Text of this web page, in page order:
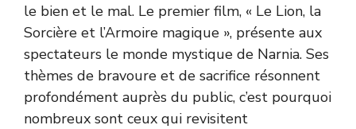
le bien et le mal. Le premier film, « Le Lion, la
Sorcière et l’Armoire magique », présente aux
spectateurs le monde mystique de Narnia. Ses
thèmes de bravoure et de sacrifice résonnent
profondément auprès du public, c’est pourquoi
nombreux sont ceux qui revisitent